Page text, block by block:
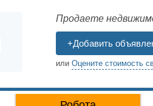
Продаете
+Добавить
или Оцените стоимость